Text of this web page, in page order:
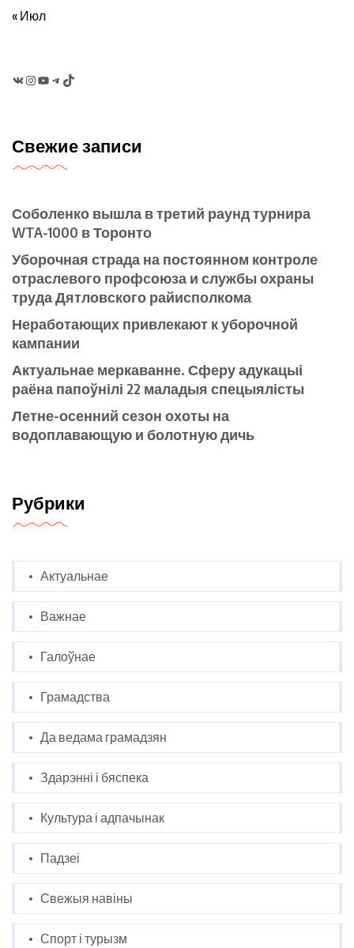
« Июл
Instagram
YouTubeTelegram
TikTok
Свежие записи
Соболенко вышла в третий раунд турнира
WTA-1000 в Торонто
Уборочная страда на постоянном контроле
отраслевого профсоюза и службы охраны
труда Дятловского райисполкома
Неработающих привлекают к уборочной
кампании
Актуальнае меркаванне. Сферу адукацыі
раёна папоўнілі 22 маладыя спецыялісты
Летне-осенний сезон охоты на
водоплавающую и болотную дичь
Рубрики
Актуальнае
Важнае
Галоўнае
Грамадства
Да ведама грамадзян
Здарэнні і бяспека
Культура і адпачынак
Падзеі
Свежыя навіны
Спорт і турызм